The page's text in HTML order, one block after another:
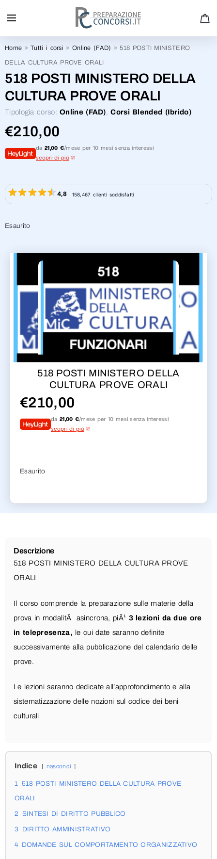
PREPARATI AL MEGLIO - EFFETTUA IL NOSTRO TEST
ONLINE GRATUITO
Home »Tutti i corsi » Online (FAD) »518 POSTI MINISTERO
DELLA CULTURA PROVE ORALI
518 POSTI MINISTERO DELLA
CULTURA PROVE ORALI
Tipologia corso: Online (FAD),Corsi Blended (Ibrido)
€210,00
da 21,00 €/mese per 10 mesi senza interessi
scopri di più
4,8 158,467 clienti soddisfatti
Esaurito
518 POSTI MINISTERO DELLA
CULTURA PROVE ORALI
€210,00
da 21,00 €/mese per 10 mesi senza interessi
scopri di più
Esaurito
Descrizione
518 POSTI MINISTERO DELLA CULTURA PROVE
ORALI
Il corso comprende la preparazione sulle materie della
prova in modalitÃ asincrona, piÃ¹ 3 lezioni da due ore
in telepresenza, le cui date saranno definite
successivamente alla pubblicazione del calendario delle
prove.
Le lezioni saranno dedicate all’approfondimento e alla
sistematizzazione delle nozioni sul codice dei beni
culturali
Indice nascondi
1
518 POSTI MINISTERO DELLA CULTURA PROVE
ORALI
2 SINTESI DI DIRITTO PUBBLICO
3 DIRITTO AMMINISTRATIVO
4 DOMANDE SUL COMPORTAMENTO ORGANIZZATIVO